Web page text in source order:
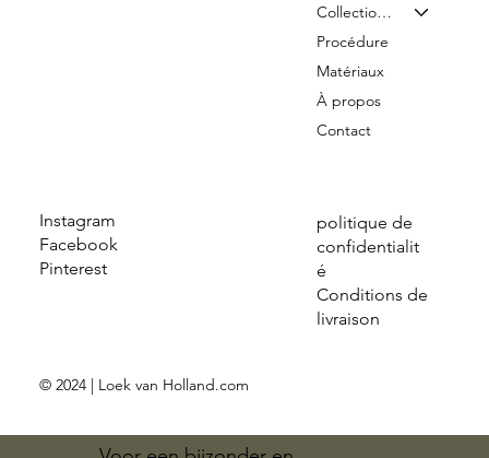
Instagram
Facebook
Pinterest
politique de
confidentialit
é
Conditions de
livraison
Collection & Tarifs
Procédure
Matériaux
À propos
Contact
© 2024 | Loek van Holland.com